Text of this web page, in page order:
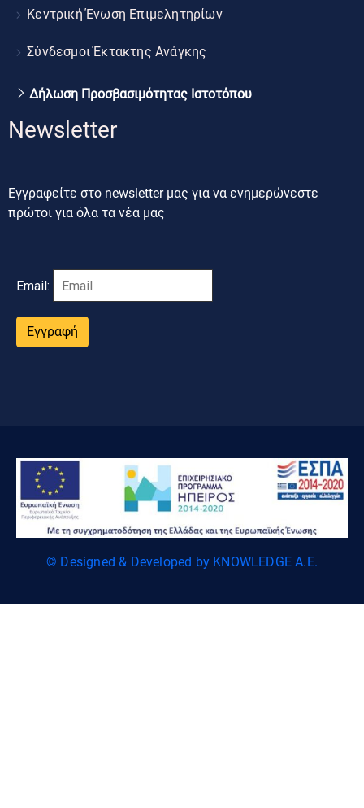
Κεντρική Ένωση Επιμελητηρίων
Σύνδεσμοι Έκτακτης Ανάγκης
Δήλωση Προσβασιμότητας Ιστοτόπου
Newsletter
Εγγραφείτε στο newsletter μας για να ενημερώνεστε
πρώτοι για όλα τα νέα μας
Email:
Εγγραφή
© Designed & Developed by KNOWLEDGE A.E.